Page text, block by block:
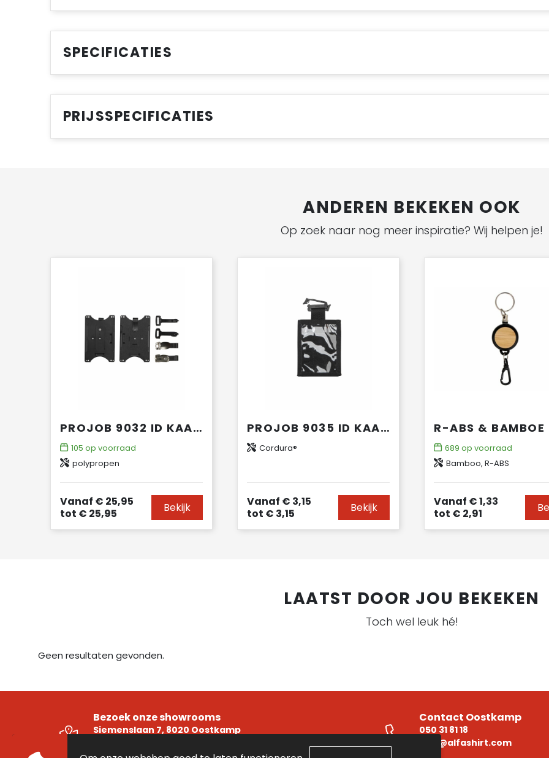
SPECIFICATIES
PRIJSSPECIFICATIES
ANDEREN BEKEKEN OOK
Op zoek naar nog meer inspiratie? Wij helpen je!
PROJOB 9032 ID KAARTHOUDER
105 op voorraad
polypropen
Vanaf € 25,95
tot € 25,95 Bekijk
PROJOB 9035 ID KAARTHOUDER CORDURA®
Cordura®
Vanaf € 3,15
tot € 3,15 Bekijk
689 op voorraad
Bamboo, R-ABS
Vanaf € 1,33
tot € 2,91
LAATST DOOR JOU BEKEKEN
Toch wel leuk hé!
Geen resultaten gevonden.
Bezoek onze showrooms
Siemenslaan 7, 8020 Oostkamp
Contact Oostkamp
050 31 81 18
info@alfashirt.com